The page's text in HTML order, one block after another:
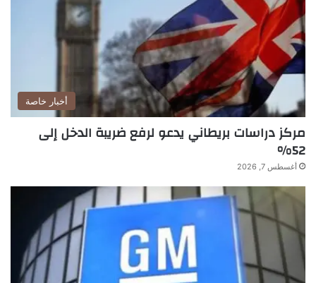
أخبار خاصة
مركز دراسات بريطاني يدعو لرفع ضريبة الدخل إلى
52%
أغسطس 7, 2026